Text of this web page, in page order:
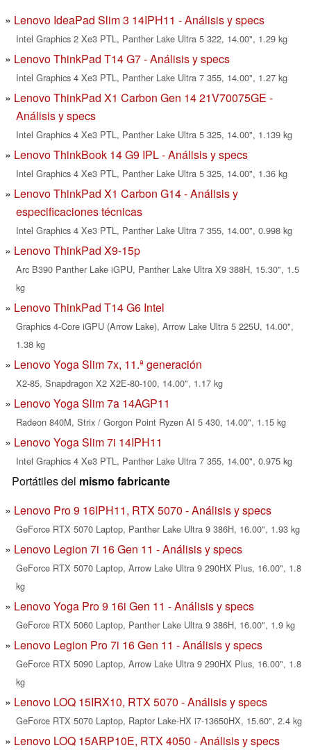
Lenovo IdeaPad Slim 3 14IPH11 - Análisis y specs
Intel Graphics 2 Xe3 PTL, Panther Lake Ultra 5 322, 14.00", 1.29 kg
Lenovo ThinkPad T14 G7 - Análisis y specs
Intel Graphics 4 Xe3 PTL, Panther Lake Ultra 7 355, 14.00", 1.27 kg
Lenovo ThinkPad X1 Carbon Gen 14 21V70075GE -
Análisis y specs
Intel Graphics 4 Xe3 PTL, Panther Lake Ultra 5 325, 14.00", 1.139 kg
Lenovo ThinkBook 14 G9 IPL - Análisis y specs
Intel Graphics 4 Xe3 PTL, Panther Lake Ultra 5 325, 14.00", 1.36 kg
Lenovo ThinkPad X1 Carbon G14 - Análisis y
especificaciones técnicas
Intel Graphics 4 Xe3 PTL, Panther Lake Ultra 7 355, 14.00", 0.998 kg
Lenovo ThinkPad X9-15p
Arc B390 Panther Lake iGPU, Panther Lake Ultra X9 388H, 15.30", 1.5
kg
Lenovo ThinkPad T14 G6 Intel
Graphics 4-Core iGPU (Arrow Lake), Arrow Lake Ultra 5 225U, 14.00",
1.38 kg
Lenovo Yoga Slim 7x, 11.ª generación
X2-85, Snapdragon X2 X2E-80-100, 14.00", 1.17 kg
Lenovo Yoga Slim 7a 14AGP11
Radeon 840M, Strix / Gorgon Point Ryzen AI 5 430, 14.00", 1.15 kg
Lenovo Yoga Slim 7i 14IPH11
Intel Graphics 4 Xe3 PTL, Panther Lake Ultra 7 355, 14.00", 0.975 kg
Portátiles del mismo fabricante
Lenovo Pro 9 16IPH11, RTX 5070 - Análisis y specs
GeForce RTX 5070 Laptop, Panther Lake Ultra 9 386H, 16.00", 1.93 kg
Lenovo Legion 7i 16 Gen 11 - Análisis y specs
GeForce RTX 5070 Laptop, Arrow Lake Ultra 9 290HX Plus, 16.00", 1.8
kg
Lenovo Yoga Pro 9 16i Gen 11 - Análisis y specs
GeForce RTX 5060 Laptop, Panther Lake Ultra 9 386H, 16.00", 1.9 kg
Lenovo Legion Pro 7i 16 Gen 11 - Análisis y specs
GeForce RTX 5090 Laptop, Arrow Lake Ultra 9 290HX Plus, 16.00", 1.8
kg
Lenovo LOQ 15IRX10, RTX 5070 - Análisis y specs
GeForce RTX 5070 Laptop, Raptor Lake-HX i7-13650HX, 15.60", 2.4 kg
Lenovo LOQ 15ARP10E, RTX 4050 - Análisis y specs